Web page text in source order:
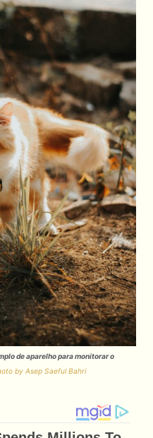
de aparelho para monitorar o
by Asep Saeful Bahri